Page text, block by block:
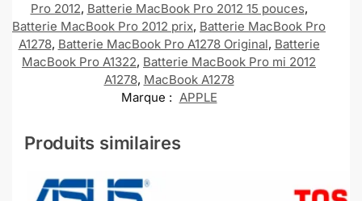
Pro 2012, Batterie MacBook Pro 2012 15 pouces,
Batterie MacBook Pro 2012 prix, Batterie MacBook Pro
A1278, Batterie MacBook Pro A1278 Original, Batterie
MacBook Pro A1322, Batterie MacBook Pro mi 2012
A1278, MacBook A1278
Marque : APPLE
Produits similaires